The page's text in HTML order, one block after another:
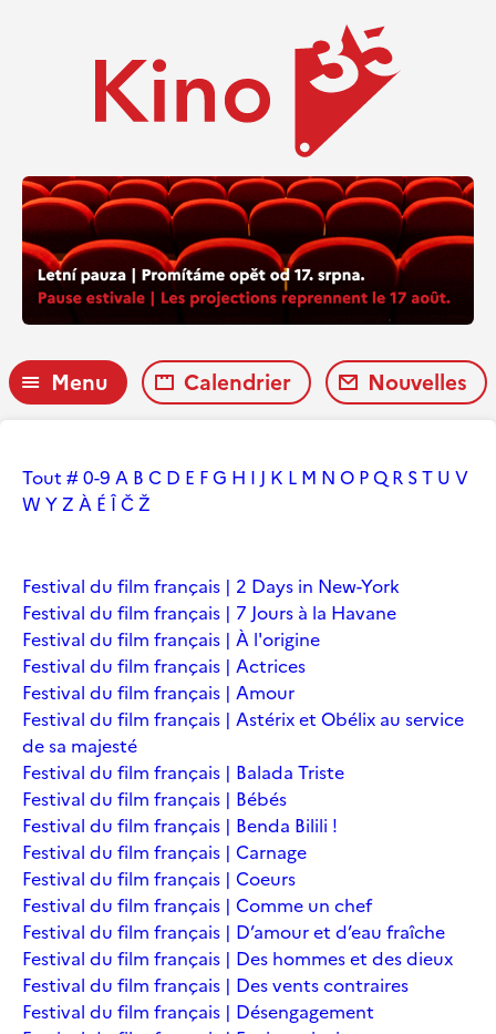
Menu Calendrier Nouvelles
Tout # 0-9 A B C D E FG H I J K L M N O PQ R ST U V
W YZ À É ÎČŽ
Festival du film français | 2 Days in New-York
Festival du film français | 7 Jours à la Havane
Festival du film français | À l'origine
Festival du film français | Actrices
Festival du film français | Amour
Festival du film français | Astérix et Obélix au service
de sa majesté
Festival du film français | Balada Triste
Festival du film français | Bébés
Festival du film français | Benda Bilili !
Festival du film français | Carnage
Festival du film français | Coeurs
Festival du film français | Comme un chef
Festival du film français | D’amour et d’eau fraîche
Festival du film français | Des hommes et des dieux
Festival du film français | Des vents contraires
Festival du film français | Désengagement